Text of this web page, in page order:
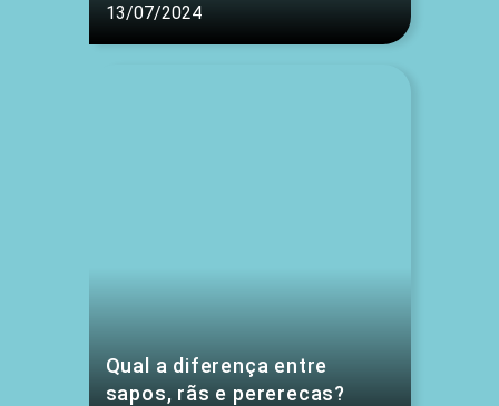
13/07/2024
Qual a diferença entre
sapos, rãs e pererecas?